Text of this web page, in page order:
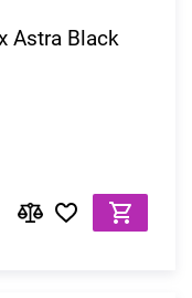
Astra Black